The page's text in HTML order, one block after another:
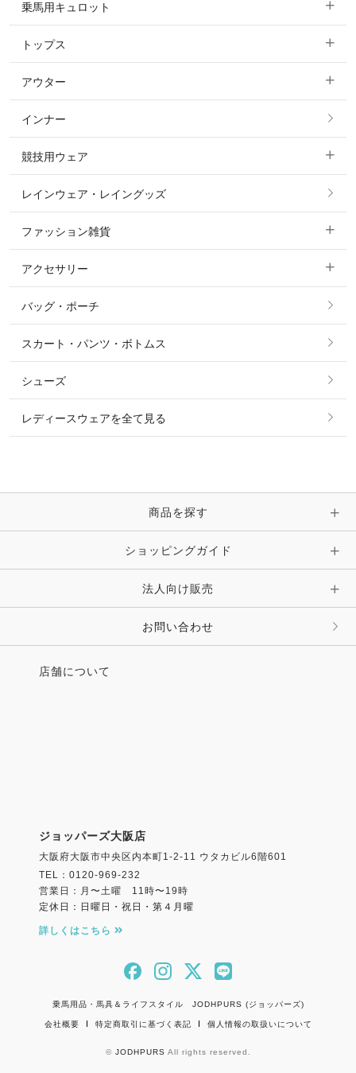
乗馬用キュロット
すべてのキュロット
フルグリップ・尻革 キュロット
ニーグリップ・膝革 キュロット
トップス
すべてのトップス
ポロシャツ
カットソー・Tシャツ・タンクトップ
ニット・セーター
シャツ・ブラウス・ワンピース
アウター
すべてのアウター
コート
ジャケット・ブルゾン
インナー
競技用ウェア
すべての競技用ウェア
ショージャケット
ショーシャツ
レインウェア・レイングッズ
ファッション雑貨
すべてのファッション雑貨
ソックス
ベルト
時計・財布・キーケース・革小物
キーホルダー・チャーム・ストラップ
その他 ファッション雑貨
アクセサリー
すべてのアクセサリー
リング
ピアス・イヤリング
ピン・ブローチ・コサージュ
その他 アクセサリー
バッグ・ポーチ
スカート・パンツ・ボトムス
シューズ
レディースウェアを全て見る
商品を探す
ショッピングガイド
法人向け販売
お問い合わせ
店舗について
ジョッパーズ大阪店
大阪府大阪市中央区内本町1-2-11 ウタカビル6階601
TEL：0120-969-232
営業日：月〜土曜 11時〜19時
定休日：日曜日・祝日・第４月曜
詳しくはこちら
乗馬用品・馬具＆ライフスタイル JODHPURS (ジョッパーズ)
会社概要 特定商取引に基づく表記 個人情報の取扱いについて
© JODHPURS All rights reserved.